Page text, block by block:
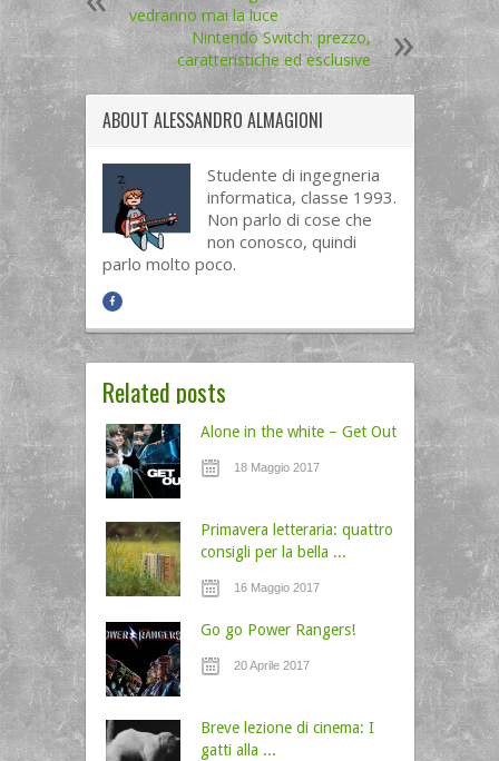
vedranno mai la luce
Nintendo Switch: prezzo,
caratteristiche ed esclusive
ABOUT ALESSANDRO ALMAGIONI
Studente di ingegneria
informatica, classe 1993.
Non parlo di cose che
non conosco, quindi
parlo molto poco.
Related posts
Alone in the white – Get Out
18 Maggio 2017
Primavera letteraria: quattro
consigli per la bella ...
16 Maggio 2017
Go go Power Rangers!
20 Aprile 2017
Breve lezione di cinema: I
gatti alla ...